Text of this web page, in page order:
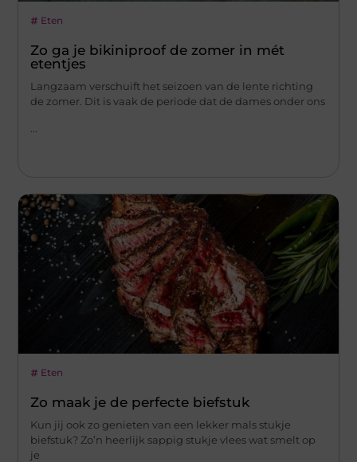
Eten
Zo ga je bikiniproof de zomer in mét
etentjes
Langzaam verschuift het seizoen van de lente richting
de zomer. Dit is vaak de periode dat de dames onder ons
Eten
Zo maak je de perfecte biefstuk
Kun jij ook zo genieten van een lekker mals stukje
biefstuk? Zo’n heerlijk sappig stukje vlees wat smelt op
je